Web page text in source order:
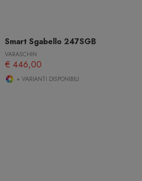
Smart Sgabello 247SGB
VARASCHIN
€ 446,00
+ VARIANTI DISPONIBILI